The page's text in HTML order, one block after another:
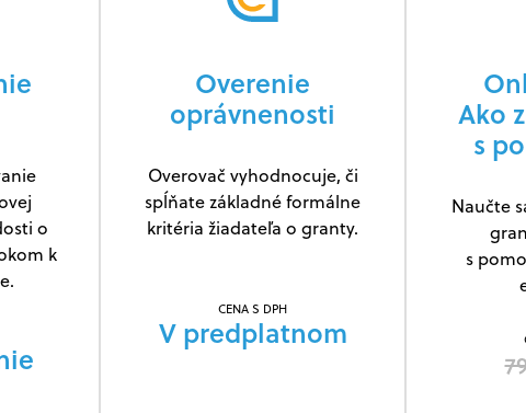
o
k
Overenie
oprávnenosti
Overovač vyhodnocuje, či
spĺňate základné formálne
kritéria žiadateľa o granty.
CENA S DPH
V predplatnom
Ako
s
Naučte
s